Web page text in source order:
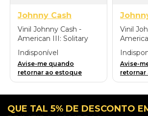
Johnny Cash
Vinil Johnny Cash -
American III: Solitary
Man - Importado
Indisponível
Avise-me quando
retornar ao estoque
Vinil
Avise-
retornar
QUE TAL 5% DE DESCONTO